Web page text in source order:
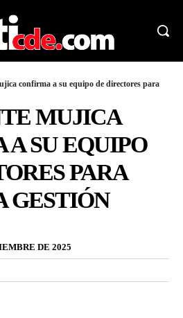
confirma a su equipo de directores para
MUJICA
SU EQUIPO
PARA
GESTIÓN
DE 2025